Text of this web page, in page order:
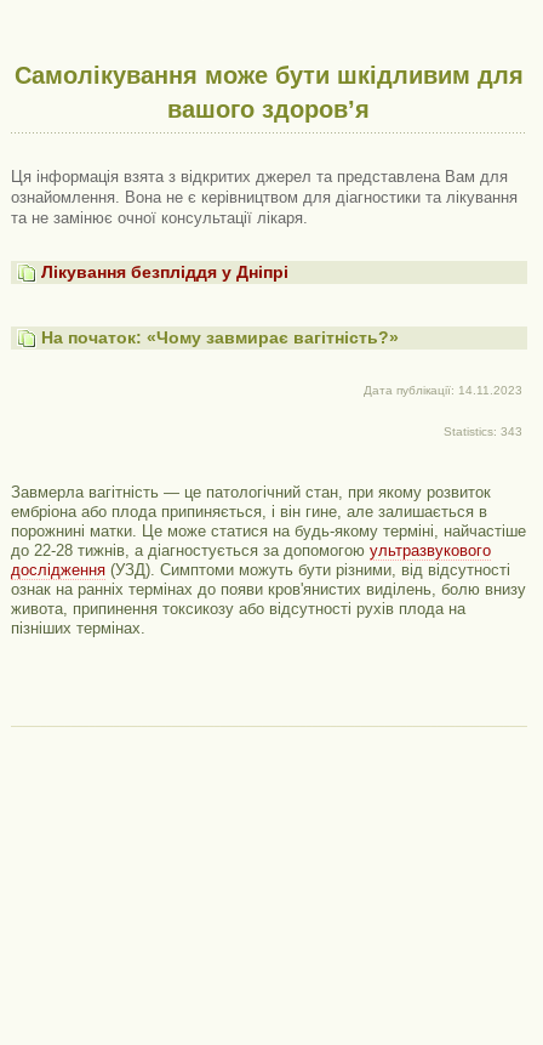
Самолікування може бути шкідливим для
вашого здоров’я
Ця інформація взята з відкритих джерел та представлена ​​Вам для
ознайомлення. Вона не є керівництвом для діагностики та лікування
та не замінює очної консультації лікаря.
Лікування безпліддя у Дніпрі
На початок: «Чому завмирає вагітність?»
Дата публікації: 14.11.2023
Statistics: 343
Завмерла вагітність — це патологічний стан, при якому розвиток
ембріона або плода припиняється, і він гине, але залишається в
порожнині матки. Це може статися на будь-якому терміні, найчастіше
до 22-28 тижнів, а діагностується за допомогою ультразвукового
дослідження(УЗД). Симптоми можуть бути різними, від відсутності
ознак на ранніх термінах до появи кров'янистих виділень, болю внизу
живота, припинення токсикозу або відсутності рухів плода на
пізніших термінах.